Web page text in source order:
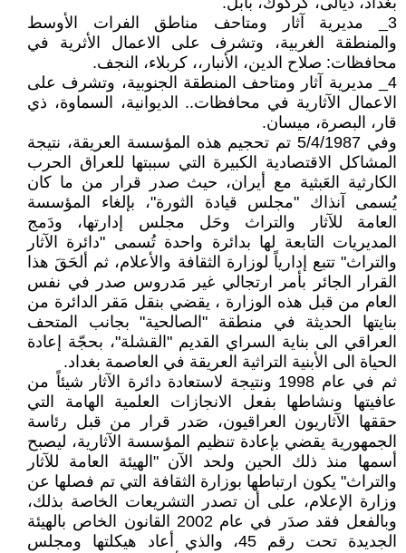
3_ مديرية آثار ومتاحف مناطق الفرات الأوسط
والمنطقة الغربية، وتشرف على الاعمال الأثرية في
محافظات: صلاح الدين، الأنبار،، كربلاء، النجف.
4_ مديرية آثار ومتاحف المنطقة الجنوبية، وتشرف على
الاعمال الآثارية في محافظات.. الديوانية، السماوة، ذي
قار، البصرة، ميسان.
وفي 5/4/1987 تم تحجيم هذه المؤسسة العريقة، نتيجة
المشاكل الاقتصادية الكبيرة التي سببتها للعراق الحرب
الكارثية العَبثية مع أيران، حيث صدر قرار من ما كان
يُسمى آنذاك "مجلس قيادة الثورة"، بإلغاء المؤسسة
العامة للآثار والتراث وحَل مجلس إدارتها، ودَمج
المديريات التابعة لها بدائرة واحدة تُسمى "دائرة الآثار
والتراث" تتبع إدارياً لوزارة الثقافة والأعلام، ثم ألحَقَ هذا
القرار الجائر بأمر ارتجالي غير مَدروس صدر في نفس
العام من قبل هذه الوزارة ، يقضي بنقل مَقر الدائرة من
بنايتها الحديثة في منطقة "الصالحية" بجانب المتحف
العراقي الى بناية السراي القديم "القشلة"، بحجّة إعادة
الحياة الى الأبنية التراثية العريقة في العاصمة بغداد.
ثم في عام 1998 ونتيجة لاستعادة دائرة الآثار شيئاً من
عافيتها ونشاطها بفعل الانجازات العلمية الهامة التي
حققها الآثاريون العراقيون، صَدر قرار من قبل رئاسة
الجمهورية يقضي بإعادة تنظيم المؤسسة الآثارية، ليصبح
أسمها منذ ذلك الحين ولحد الآن "الهيئة العامة للآثار
والتراث" يكون ارتباطها بوزارة الثقافة التي تم فصلها عن
وزارة الإعلام، على أن تصدر التشريعات الخاصة بذلك،
وبالفعل فقد صدَر في عام 2002 القانون الخاص بالهيئة
الجديدة تحت رقم 45، والذي أعاد هيكلتها ومجلس